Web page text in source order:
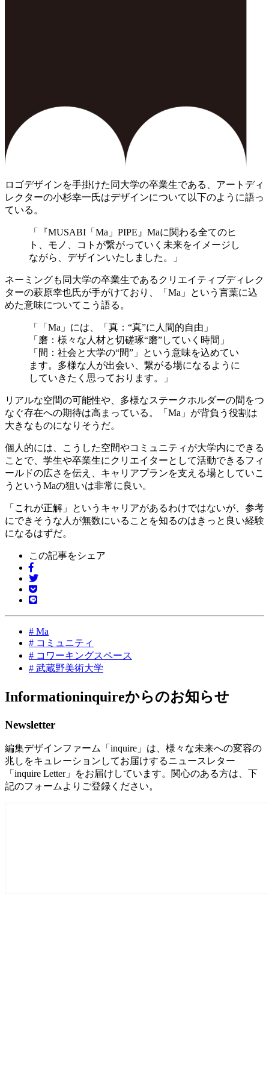
ロゴデザインを手掛けた同大学の卒業生である、アートディ
レクターの小杉幸一氏はデザインについて以下のように語っ
ている。
「『MUSABI「Ma」PIPE』Maに関わる全てのヒ
ト、モノ、コトが繋がっていく未来をイメージし
ながら、デザインいたしました。」
ネーミングも同大学の卒業生であるクリエイティブディレク
ターの萩原幸也氏が手がけており、「Ma」という言葉に込
めた意味についてこう語る。
「「Ma」には、「真：“真”に人間的自由」
「磨：様々な人材と切磋琢“磨”していく時間」
「間：社会と大学の“間”」という意味を込めてい
ます。多様な人が出会い、繋がる場になるように
していきたく思っております。」
リアルな空間の可能性や、多様なステークホルダーの間をつ
なぐ存在への期待は高まっている。「Ma」が背負う役割は
大きなものになりそうだ。
個人的には、こうした空間やコミュニティが大学内にできる
ことで、学生や卒業生にクリエイターとして活動できるフィ
ールドの広さを伝え、キャリアプランを支える場としていこ
うというMaの狙いは非常に良い。
「これが正解」というキャリアがあるわけではないが、参考
にできそうな人が無数にいることを知るのはきっと良い経験
になるはずだ。
この記事をシェア
# Ma
# コミュニティ
# コワーキングスペース
# 武蔵野美術大学
Informationinquireからのお知らせ
Newsletter
編集デザインファーム「inquire」は、様々な未来への変容の
兆しをキュレーションしてお届けするニュースレター
「inquire Letter」をお届けしています。関心のある方は、下
記のフォームよりご登録ください。